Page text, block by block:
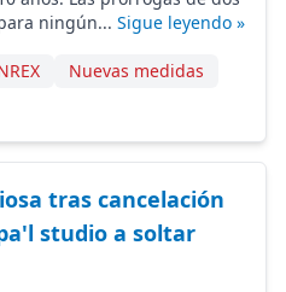
ningún... Sigue leyendo »
Nuevas medidas
tras cancelación
studio a soltar